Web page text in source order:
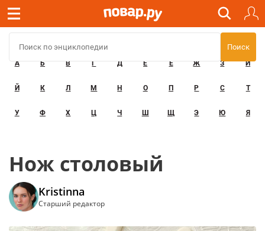
А Б В Г Д Е Ё Ж З И
Й К Л М Н О П Р С Т
У Ф Х Ц Ч Ш Щ Э Ю Я
Нож столовый
Kristinna
Старший редактор